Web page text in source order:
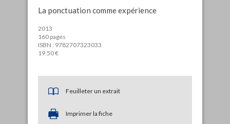
La ponctuation comme expérience
2013
160 pages
ISBN : 9782707323033
19.50 €
Feuilleter un extrait
Imprimer la fiche